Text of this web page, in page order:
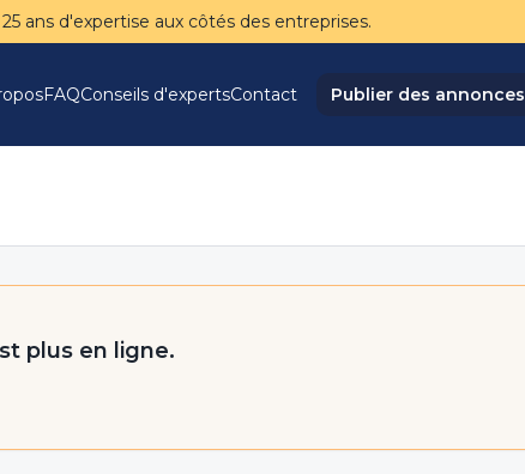
25 ans d'expertise aux côtés des entreprises.
FAQConseils d'expertsContact Publier des annonces
plus en ligne.